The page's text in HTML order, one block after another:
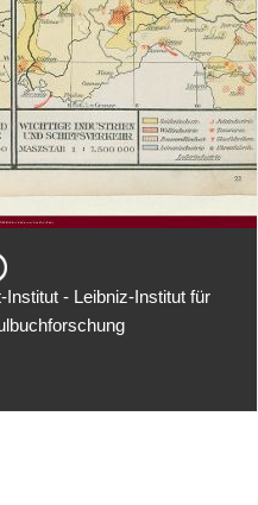
- Leibniz-Institut für